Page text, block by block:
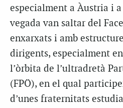
especialment a Àustria i
vegada van saltar del
enxarxats i amb
dirigents, especialment
l’òrbita de l’ultradretà
(FPÖ), en el qual
d’unes fraternitats